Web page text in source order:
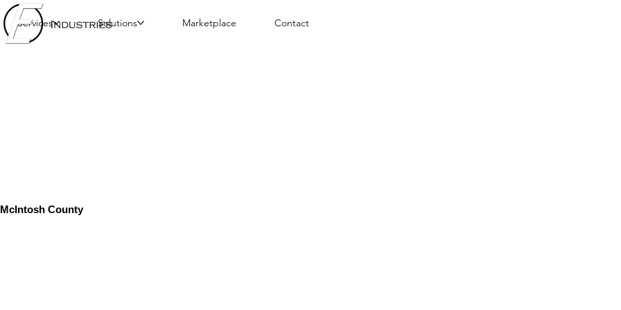
Services Solutions Marketplace Contact
McIntosh County